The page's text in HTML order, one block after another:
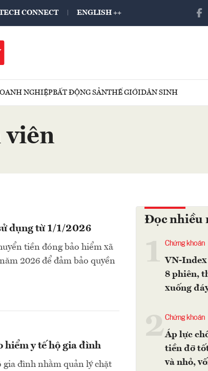
CONNECT ENGLISH ++
NGHIỆPBẤT ĐỘNG SẢNTHẾ GIỚIDÂN SINH
viên
dụng từ 1/1/2026
tiền đóng bảo hiểm xã
2026 để đảm bảo quyền
hiểm y tế hộ gia đình
gia đình nhằm quản lý chặt
Đọc nhiều
Chứng khoán
VN-
8 phiên,
xuống
2Chứng khoán
Áp lực
tiền đỡ
và nhỏ,